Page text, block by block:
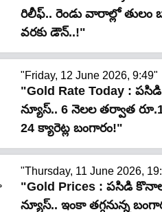
రిలీఫ్.. రెండు వారాల్లో తులం
వరకు డౌన్..!"
"Friday, 12 June 2026, 9:49"
"Gold Rate Today : పసిడి
న్యూస్.. 6 నెలల తర్వాత
24 క్యారెట్ల బంగారం!"
"Thursday, 11 June 2026,
"Gold Prices : పసిడి
న్యూస్.. ఇంకా తగ్గనున్న